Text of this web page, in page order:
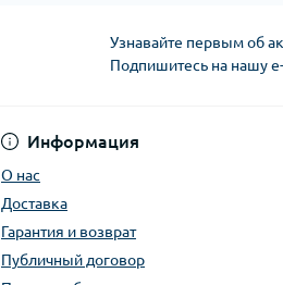
Узнавайте первым об
Подпишитесь на нашу
Информация
О нас
Доставка
Гарантия и возврат
Публичный договор